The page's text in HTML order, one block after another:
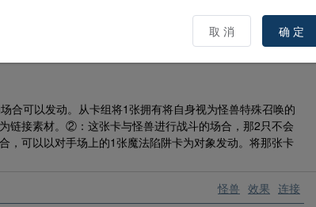
怪兽 效果 连接
可以发动。从卡组将1张拥有将自身视为怪兽特殊召唤的
链接素材。②：这张卡与怪兽进行战斗的场合，那2只不会
可以以对手场上的1张魔法陷阱卡为对象发动。将那张卡
怪兽 效果 连接
取 消 确 定